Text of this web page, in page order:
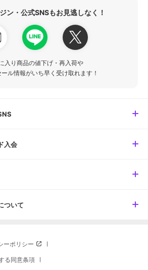
ン・公式SNSもお見逃しなく！
入り商品の値下げ・再入荷や
ル情報がいち早く受け取れます！
入会
ついて
ーポリシー
る同意条項